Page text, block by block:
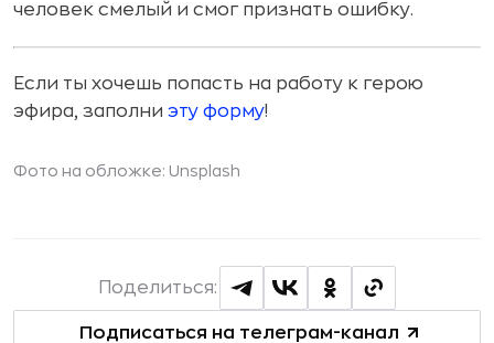
человек смелый и смог признать ошибку.
Если ты хочешь попасть на работу к герою
эфира, заполни эту форму!
Фото на обложке: Unsplash
Подписаться на телеграм-канал
Поделиться: